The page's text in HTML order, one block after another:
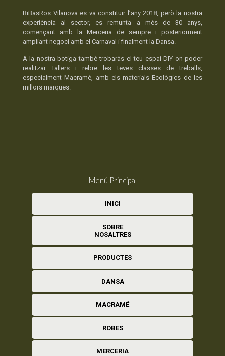
RiBasRos Vilanova es va constituir l’any 2018, però la nostra
experiència al sector, es remunta a més de 30 anys,
començant amb la Merceria de sempre i posteriorment
ampliant negoci amb el Carnaval i finalment la Dansa.
A la nostra botiga també trobaràs el teu espai DIY on poder
realitzar Tallers i rebre les teves classes de treballs,
especialment Macramé, amb els materials Ecològics de les
millors marques.
Menú Principal
INICI
SOBRE
NOSALTRES
PRODUCTES
DANSA
MACRAMÉ
ROBES
MERCERIA